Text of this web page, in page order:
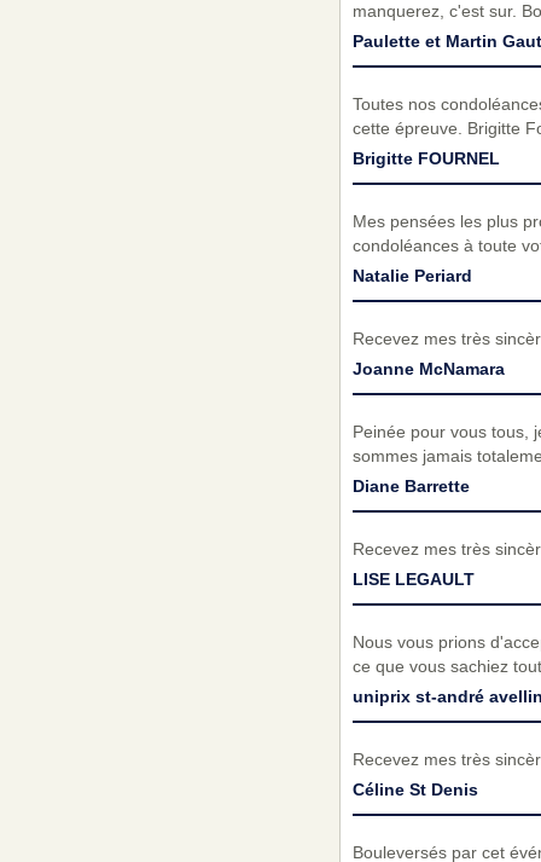
manquerez, c'est sur.
Paulette et Martin
Toutes nos
cette épreuve. Brigitte
Brigitte FOURNEL
Mes pensées les plus
condoléances à toute
Natalie Periard
Recevez mes très
Joanne McNamara
Peinée pour vous tous,
sommes jamais
Diane Barrette
Recevez mes très
LISE LEGAULT
Nous vous prions
ce que vous sachiez
uniprix st-andré
Recevez mes très
Céline St Denis
Bouleversés par cet